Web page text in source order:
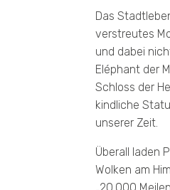
Das
verstreutes
und dabei
Eléphant der
Schloss der
kindliche
unserer Zeit.
Überall laden
Wolken am